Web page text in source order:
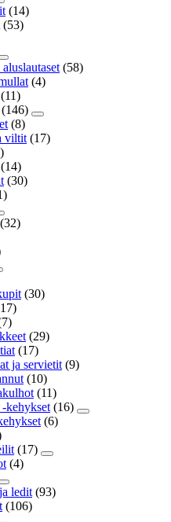
(14)
(53)
(58)
(4)
(11)
(146)
(8)
viltit (17)
(14)
(30)
(32)
(30)
(29)
(17)
ja servietit (9)
(10)
(11)
-kehykset (16)
(6)
(17)
(4)
ledit (93)
(106)